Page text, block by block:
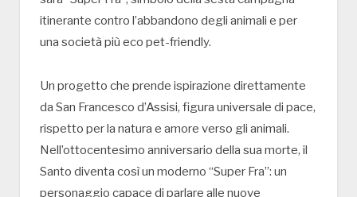
itinerante contro l’abbandono degli animali e per
una società più eco pet-friendly.
Un progetto che prende ispirazione direttamente
da San Francesco d’Assisi, figura universale di pace,
rispetto per la natura e amore verso gli animali.
Nell’ottocentesimo anniversario della sua morte, il
Santo diventa così un moderno “Super Fra”: un
personaggio capace di parlare alle nuove